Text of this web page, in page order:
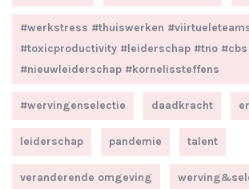
#werkstress #thuiswerken
#toxicproductivity #leiderschap #tno #cbs
#nieuwleiderschap #kornelissteffens
#wervingenselectie daadkracht
leiderschap pandemie talent
veranderende omgeving